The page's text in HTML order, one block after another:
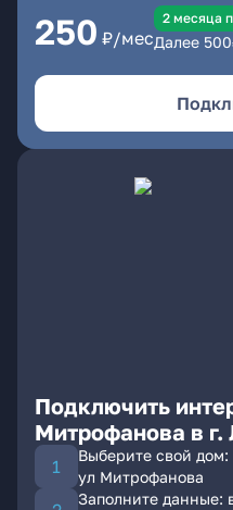
250 ₽/мес
2 месяцa
Далее 500
Подключить
Митрофанова в
Выберите свой
ул Митрофанова
Заполните данные: